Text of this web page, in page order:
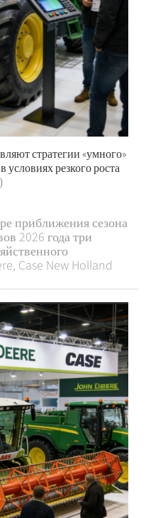
стратегии «умного»
условиях резкого роста
приближения сезона
2026 года три
Case New Holland
развертываниях
года. Основное